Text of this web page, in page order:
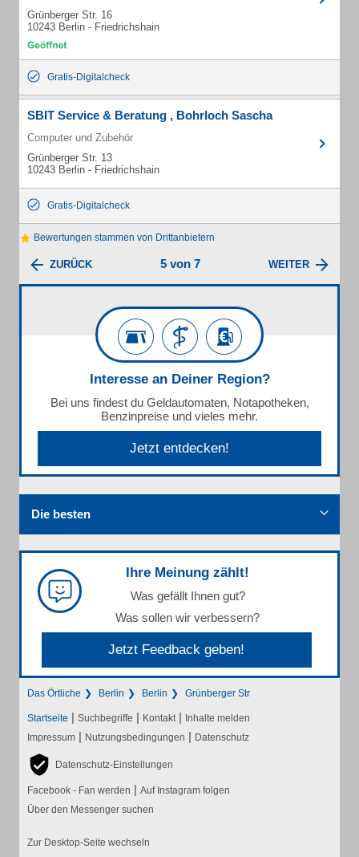
Grünberger Str. 16
10243 Berlin - Friedrichshain
Gratis-Digitalcheck
SBIT Service & Beratung , Bohrloch Sascha
Computer und Zubehör
Grünberger Str. 13
10243 Berlin - Friedrichshain
Gratis-Digitalcheck
Bewertungen stammen von Drittanbietern
ZURÜCK 5 von 7 WEITER
Interesse an Deiner Region?
Bei uns findest du Geldautomaten, Notapotheken,
Benzinpreise und vieles mehr.
Jetzt entdecken!
Die besten
Ihre Meinung zählt!
Was gefällt Ihnen gut?
Was sollen wir verbessern?
Jetzt Feedback geben!
Das Örtliche Berlin Berlin Grünberger Str
Startseite | Suchbegriffe | Kontakt | Inhalte melden
Impressum | Nutzungsbedingungen | Datenschutz
Datenschutz-Einstellungen
Facebook - Fan werden | Auf Instagram folgen
Über den Messenger suchen
Zur Desktop-Seite wechseln